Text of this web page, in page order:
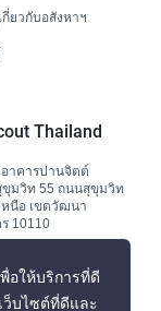
ยวกับอสังหาฯ
Thailand
าคารปานจิตต์
ขุมวิท 55 ถนนสุขุมวิท
นือ เขตวัฒนา
10110
อให้บริการที่ดี
บไซต์ที่ดีและ